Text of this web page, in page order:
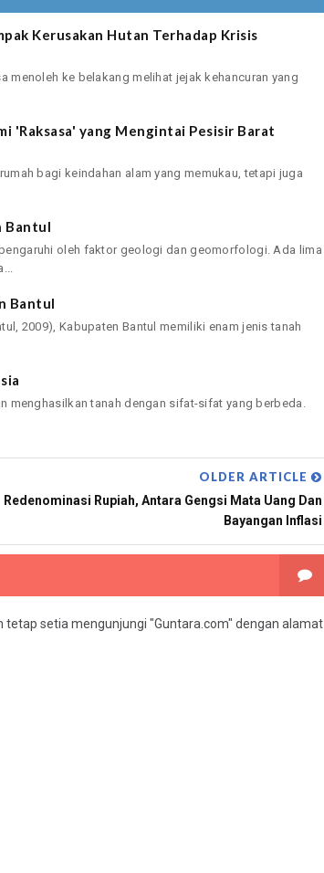
Kerusakan Hutan Terhadap Krisis
menoleh ke belakang melihat jejak kehancuran yang
'Raksasa' yang Mengintai Pesisir Barat
bagi keindahan alam yang memukau, tetapi juga
Bantul
oleh faktor geologi dan geomorfologi. Ada lima
Bantul
2009), Kabupaten Bantul memiliki enam jenis tanah
tanah dengan sifat-sifat yang berbeda.
OLDER ARTICLE
Redenominasi Rupiah, Antara Gengsi Mata Uang Dan
Bayangan Inflasi
setia mengunjungi "Guntara.com" dengan alamat